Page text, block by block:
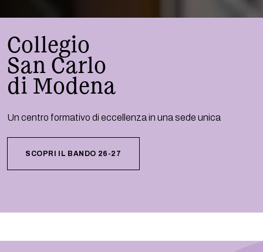
Collegio
San Carlo
di Modena
Un centro formativo di eccellenza in una sede unica
SCOPRI IL BANDO 26-27